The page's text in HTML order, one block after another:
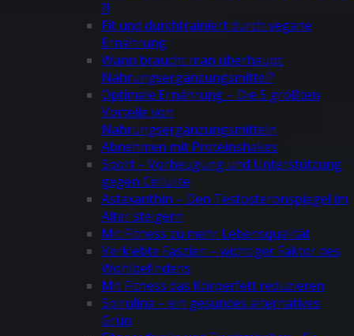
?!
Fit und durchtrainiert durch vegane
Ernährung
Wann braucht man überhaupt
Nahrungsergänzungsmittel?
Optimale Ernährung – Die 5 größten
Vorteile von
Nahrungsergänzungsmitteln
Abnehmen mit Proteinshakes
Sport – Vorbeugung und Unterstützung
gegen Cellulite
Astaxanthin – Den Testosteronspiegel im
Alter steigern
Mit Fitness zu mehr Lebensqualität
Verklebte Faszien – wichtiger Faktor des
Wohlbefindens
Mit Fitness das Körperfett reduzieren
Spirulina – ein gesundes alternatives
Grün